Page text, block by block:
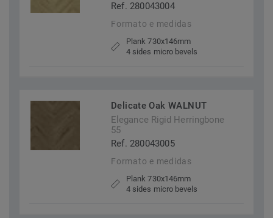
Ref. 280043004
Formato e medidas
Plank 730x146mm
4 sides micro bevels
Delicate Oak WALNUT
Elegance Rigid Herringbone
55
Ref. 280043005
Formato e medidas
Plank 730x146mm
4 sides micro bevels